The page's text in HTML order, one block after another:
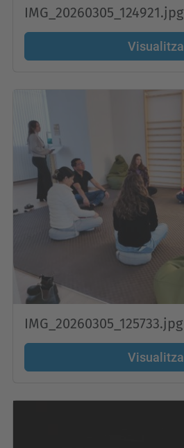
IMG_20260305_124921.jpg
Visualitza
IMG_20260305_125733.jpg
Visualitza